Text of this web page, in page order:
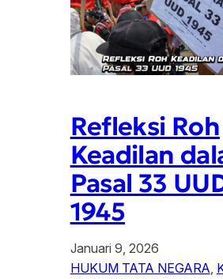
Refleksi Roh
Keadilan
Pasal 33
1945
Januari 9, 2026
HUKUM TATA NEGARA,